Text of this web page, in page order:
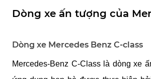
Dòng xe ấn tượng của
Dòng xe Mercedes Benz C-class
Mercedes-Benz C-Class là dòng xe